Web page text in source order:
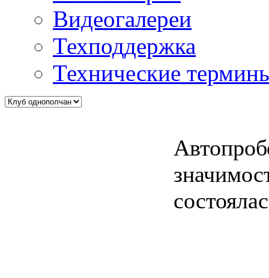
Видеогалереи
Техподдержка
Технические